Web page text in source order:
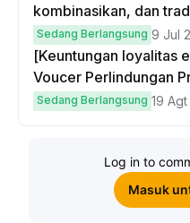
kombinasikan, dan
Sedang Berlangsung 9 Jul
[Keuntungan loyalitas
Voucer Perlindungan
hingga $50
Sedang Berlangsung 19
Log in to
Masuk